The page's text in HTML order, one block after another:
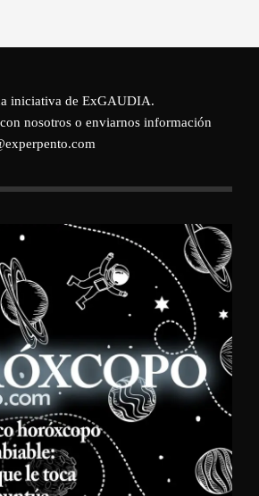
iniciativa de ExGAUDIA.
nosotros o enviarnos información